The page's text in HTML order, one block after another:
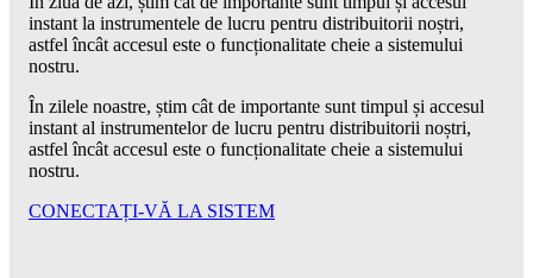
instant la instrumentele de lucru pentru distribuitorii noștri,
astfel încât accesul este o funcționalitate cheie a sistemului
nostru.
În zilele noastre, știm cât de importante sunt timpul și accesul
instant al instrumentelor de lucru pentru distribuitorii noștri,
astfel încât accesul este o funcționalitate cheie a sistemului
nostru.
CONECTAȚI-VĂ LA SISTEM